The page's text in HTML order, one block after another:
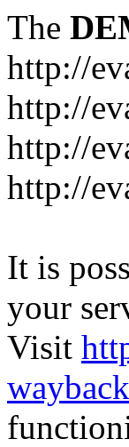
The
http://
http://
http://
http://
It is
your
Visit